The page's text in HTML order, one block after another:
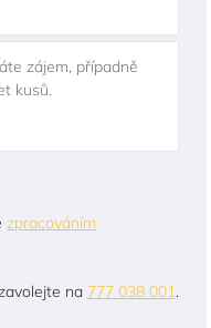
zájem, případně
kusů.
zpracováním
na 777 038 001.